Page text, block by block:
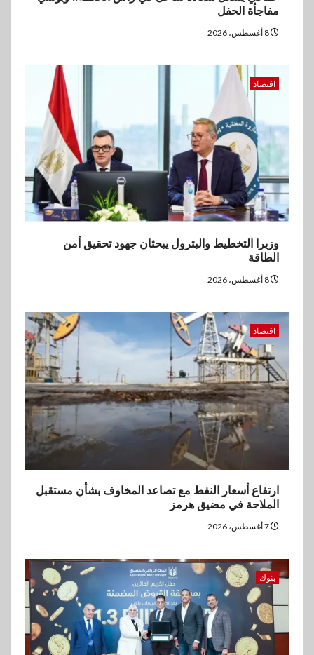
المتميزين بعد تحقيق نتائج قياسية
إنتيسا سان باولو تحقق 5.6 مليار
يورو صافي ربح في النصف الأول
2026
مفاجأة الحفل
اقتصاد
وزيرا التخطيط والبترول يبحثان جهود تحقيق أمن
الطاقة
اقتصاد
ارتفاع أسعار النفط مع تصاعد المخاوف بشأن مستقبل
الملاحة في مضيق هرمز
بنوك